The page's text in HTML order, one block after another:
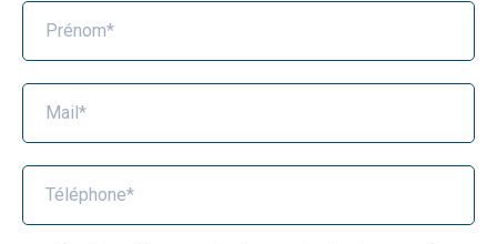
Prénom*
Mail*
Téléphone*